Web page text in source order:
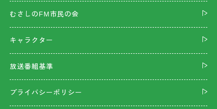
むさしのFM市民の会
キャラクター
放送番組基準
プライバシーポリシー